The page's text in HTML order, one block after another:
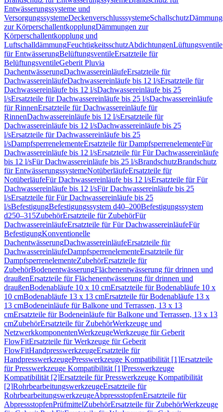
Entwässerungssysteme und
VersorgungssystemeDeckenverschlusssystemeSchallschutz
zur KörperschallentkopplungDämmungen zur
Körperschallentkopplung und
LuftschalldämmungFeuchtigkeitsschutzAbdichtungenLüftungsventile
für EntwässerungBelüftungsventileErsatzteile für
BelüftungsventileGeberit Pluvia
DachentwässerungDachwassereinläufeErsatzteile für
DachwassereinläufeDachwassereinläufe bis 12 l/sErsatzteile für
Dachwassereinläufe bis 12 l/sDachwassereinläufe bis 25
l/sErsatzteile für Dachwassereinläufe bis 25 l/sDachwassereinläufe
für RinnenErsatzteile für Dachwassereinläufe für
RinnenDachwassereinläufe bis 12 l/sErsatzteile für
Dachwassereinläufe bis 12 l/sDachwassereinläufe bis 25
l/sErsatzteile für Dachwassereinläufe bis 25
l/sDampfsperrenelementeErsatzteile für DampfsperrenelementeFür
Dachwassereinläufe bis 12 l/sErsatzteile für Für Dachwassereinläufe
bis 12 l/sFür Dachwassereinläufe bis 25 l/sBrandschutzBrandschutz
für EntwässerungssystemeNotüberläufeErsatzteile für
NotüberläufeFür Dachwassereinläufe bis 12 l/sErsatzteile für Für
Dachwassereinläufe bis 12 l/sFür Dachwassereinläufe bis 25
l/sErsatzteile für Für Dachwassereinläufe bis 25
l/sBefestigungBefestigungssystem d40–200Befestigungssystem
d250–315ZubehörErsatzteile für ZubehörFür
DachwassereinläufeErsatzteile für Für DachwassereinläufeFür
BefestigungKonventionelle
DachentwässerungDachwassereinläufeErsatzteile für
DachwassereinläufeDampfsperrenelementeErsatzteile für
DampfsperrenelementeZubehörErsatzteile für
ZubehörBodenentwässerungFlächenentwässerung für drinnen und
draußenErsatzteile für Flächenentwässerung für drinnen und
draußenBodenabläufe 10 x 10 cmErsatzteile für Bodenabläufe 10 x
10 cmBodenabläufe 13 x 13 cmErsatzteile für Bodenabläufe 13 x
13 cmBodeneinläufe für Balkone und Terrassen, 13 x 13
cmErsatzteile für Bodeneinläufe für Balkone und Terrassen, 13 x 13
cmZubehörErsatzteile für ZubehörWerkzeuge und
NetzwerkkomponentenWerkzeugeWerkzeuge für Geberit
FlowFitErsatzteile für Werkzeuge für Geberit
FlowFitHandpresswerkzeugeErsatzteile für
HandpresswerkzeugePresswerkzeuge Kompatibilität [1]Ersatzteile
für Presswerkzeuge Kompatibilität [1]Presswerkzeuge
Kompatibilität [2]Ersatzteile für Presswerkzeuge Kompatibilität
[2]RohrbearbeitungswerkzeugeErsatzteile für
RohrbearbeitungswerkzeugeAbpressstopfenErsatzteile für
AbpressstopfenPrüfmittelZubehörErsatzteile für ZubehörWerkzeuge